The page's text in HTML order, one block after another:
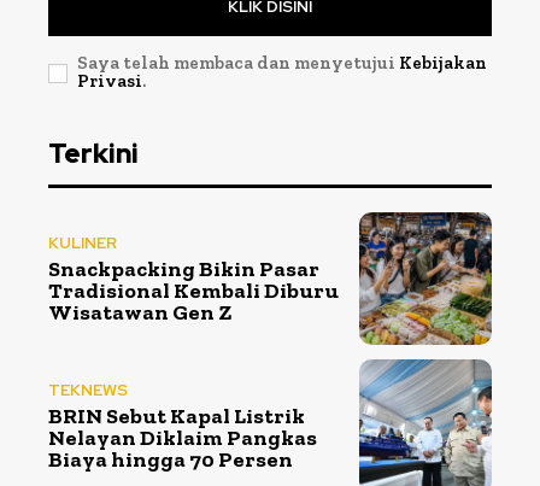
KLIK DISINI
Saya telah membaca dan menyetujui Kebijakan
Privasi.
Terkini
KULINER
Snackpacking Bikin Pasar
Tradisional Kembali Diburu
Wisatawan Gen Z
TEKNEWS
BRIN Sebut Kapal Listrik
Nelayan Diklaim Pangkas
Biaya hingga 70 Persen